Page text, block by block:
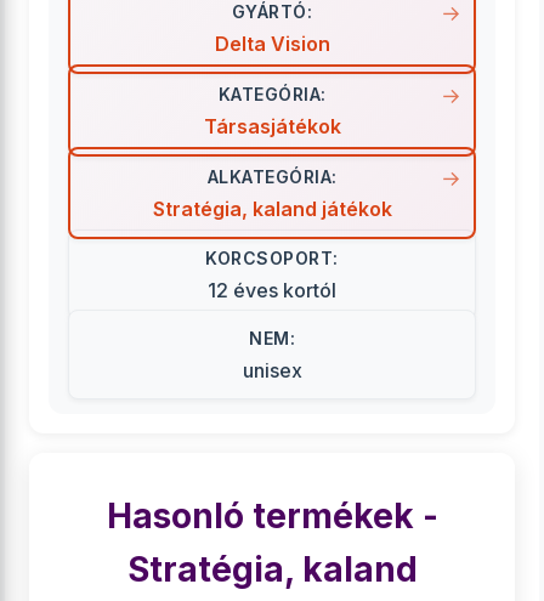
GYÁRTÓ:
Delta Vision
KATEGÓRIA:
Társasjátékok
ALKATEGÓRIA:
Stratégia, kaland játékok
KORCSOPORT:
12 éves kortól
NEM:
unisex
Hasonló termékek -
Stratégia, kaland